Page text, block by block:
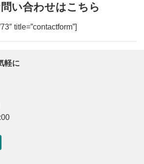
い合わせはこちら
title=”contactform”]
軽に